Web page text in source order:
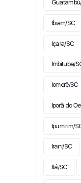
Ibiam/SC
Içara/SC
Imbituba/
Iomerê/SC
Iporã do
Ipumirim/
Irani/SC
Itá/SC